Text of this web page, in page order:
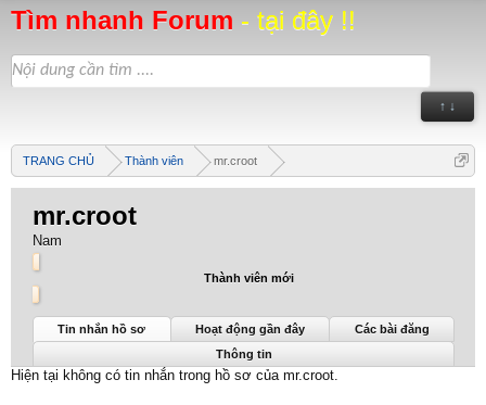
Tìm nhanh Forum - tại đây !!
↑ ↓
TRANG CHỦ Thành viên mr.croot
mr.croot
Nam
Thành viên mới
mr.croot được nhìn thấy lần cuối: 14/11/18
Tin nhắn hồ sơ Hoạt động gần đây
Các bài đăng
Thông tin
Hiện tại không có tin nhắn trong hồ sơ của mr.croot.